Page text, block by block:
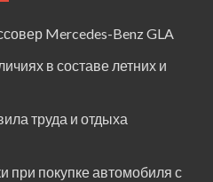
Mercedes-Benz GLA
в составе летних и
труда и отдыха
при покупке автомобиля с